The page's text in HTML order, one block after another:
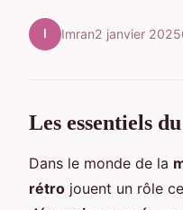
I Imran2 janvier 2025
Les essentiels
Dans le monde de la
rétro jouent un rôle